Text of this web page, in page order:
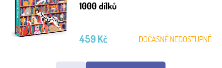
1000 dílků
DOČASNĚ NEDOSTUPNÉ
459 Kč